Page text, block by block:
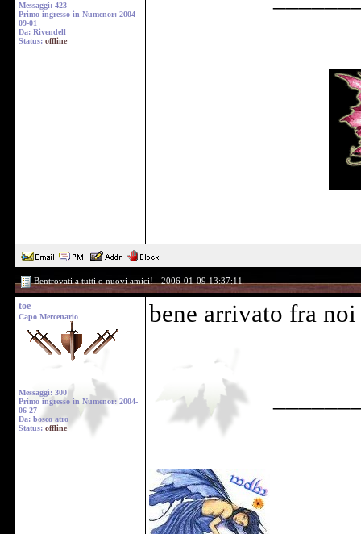
Messaggi: 423
Primo ingresso in Numenor: 2004-
09-01
Da: Rivendell
Status: offline
Bentrovati a tutti o nuovi amici! - 2006-01-09 13:37:11
toe
Capo Mercenario
Messaggi: 300
Primo ingresso in Numenor: 2004-
06-27
Da: bosco atro
Status: offline
bene arrivato fra